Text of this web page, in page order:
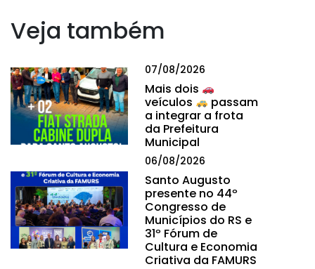
Veja também
07/08/2026
Mais dois
veículos
passam
a integrar a frota
da Prefeitura
Municipal
06/08/2026
Santo Augusto
presente no 44º
Congresso de
Municípios do RS e
31º Fórum de
Cultura e Economia
Criativa da FAMURS